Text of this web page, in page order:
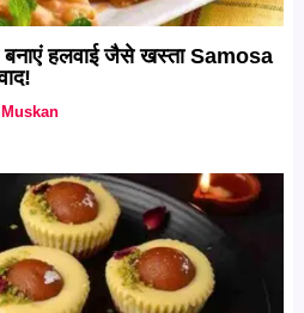
बनाएं हलवाई जैसे खस्ता Samosa
Muskan